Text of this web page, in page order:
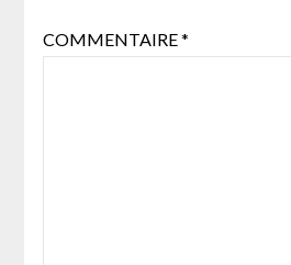
COMMENTAIRE*